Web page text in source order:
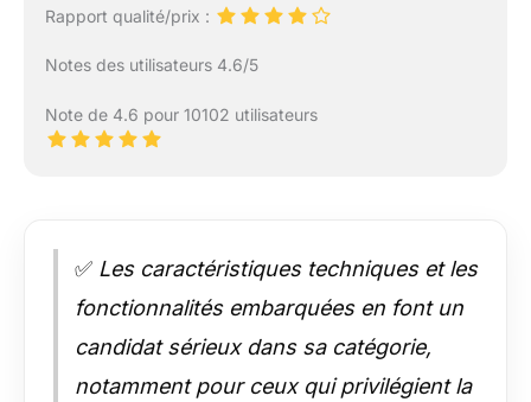
Rapport qualité/prix :
Notes des utilisateurs 4.6/5
Note de 4.6 pour 10102 utilisateurs
✅ Les caractéristiques techniques et les
fonctionnalités embarquées en font un
candidat sérieux dans sa catégorie,
notamment pour ceux qui privilégient la